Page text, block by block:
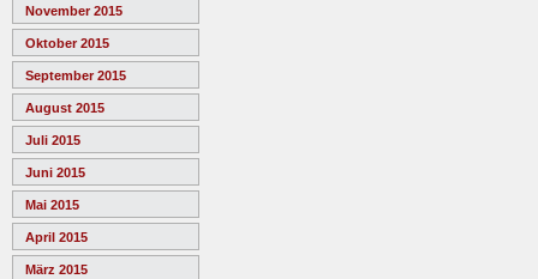
November 2015
Oktober 2015
September 2015
August 2015
Juli 2015
Juni 2015
Mai 2015
April 2015
März 2015